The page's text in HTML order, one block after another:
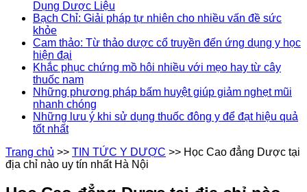
Dụng Dược Liệu
Bạch Chỉ: Giải pháp tự nhiên cho nhiều vấn đề sức
khỏe
Cam thảo: Từ thảo dược cổ truyền đến ứng dụng y học
hiện đại
Khắc phục chứng mồ hôi nhiều với mẹo hay từ cây
thuốc nam
Những phương pháp bấm huyệt giúp giảm nghẹt mũi
nhanh chóng
Những lưu ý khi sử dụng thuốc đông y để đạt hiệu quả
tốt nhất
Trang chủ >> TIN TỨC Y DƯỢC >> Học Cao đẳng Dược tại
địa chỉ nào uy tín nhất Hà Nội